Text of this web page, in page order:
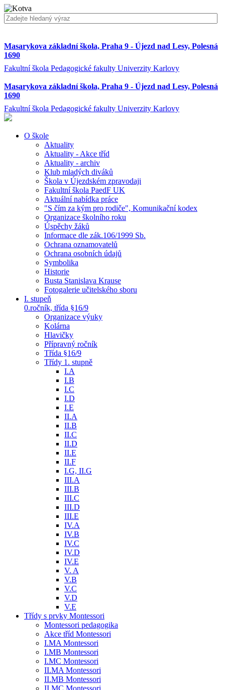
Masarykova základní škola, Praha 9 - Újezd nad Lesy, Polesná
1690
Fakultní škola Pedagogické fakulty Univerzity Karlovy
Masarykova základní škola, Praha 9 - Újezd nad Lesy, Polesná
1690
Fakultní škola Pedagogické fakulty Univerzity Karlovy
O škole
Aktuality
Aktuality - Akce tříd
Aktuality - archiv
Klub mladých diváků
Škola v Újezdském zpravodaji
Fakultní škola PaedF UK
Aktuální nabídka práce
"S čím za kým pro rodiče", Komunikační kodex
Organizace školního roku
Úspěchy žáků
Informace dle zák.106/1999 Sb.
Ochrana oznamovatelů
Ochrana osobních údajů
Symbolika
Historie
Busta Stanislava Krause
Fotogalerie učitelského sboru
I. stupeň
0.ročník, třída §16/9
Organizace výuky
Kolárna
Hlavičky
Přípravný ročník
Třída §16/9
Třídy 1. stupně
I.A
I.B
I.C
I.D
I.E
II.A
II.B
II.C
II.D
II.E
II.F
I.G, II.G
III.A
III.B
III.C
III.D
III.E
IV.A
IV.B
IV.C
IV.D
IV.E
V. A
V.B
V.C
V.D
V.E
Třídy s prvky Montessori
Montessori pedagogika
Akce tříd Montessori
I.MA Montessori
I.MB Montessori
I.MC Montessori
II.MA Montessori
II.MB Montessori
II.MC Montessori